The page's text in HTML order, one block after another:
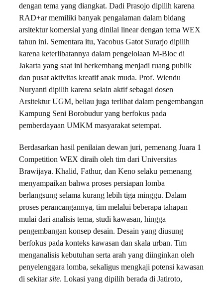
dengan tema yang diangkat. Dadi Prasojo dipilih karena
RAD+ar memiliki banyak pengalaman dalam bidang
arsitektur komersial yang dinilai linear dengan tema WEX
tahun ini. Sementara itu, Yacobus Gatot Surarjo dipilih
karena keterlibatannya dalam pengelolaan M-Bloc di
Jakarta yang saat ini berkembang menjadi ruang publik
dan pusat aktivitas kreatif anak muda. Prof. Wiendu
Nuryanti dipilih karena selain aktif sebagai dosen
Arsitektur UGM, beliau juga terlibat dalam pengembangan
Kampung Seni Borobudur yang berfokus pada
pemberdayaan UMKM masyarakat setempat.
Berdasarkan hasil penilaian dewan juri, pemenang Juara 1
Competition WEX diraih oleh tim dari Universitas
Brawijaya. Khalid, Fathur, dan Keno selaku pemenang
menyampaikan bahwa proses persiapan lomba
berlangsung selama kurang lebih tiga minggu. Dalam
proses perancangannya, tim melalui beberapa tahapan
mulai dari analisis tema, studi kawasan, hingga
pengembangan konsep desain. Desain yang diusung
berfokus pada konteks kawasan dan skala urban. Tim
menganalisis kebutuhan serta arah yang diinginkan oleh
penyelenggara lomba, sekaligus mengkaji potensi kawasan
di sekitarsite. Lokasi yang dipilih berada di Jatiroto,